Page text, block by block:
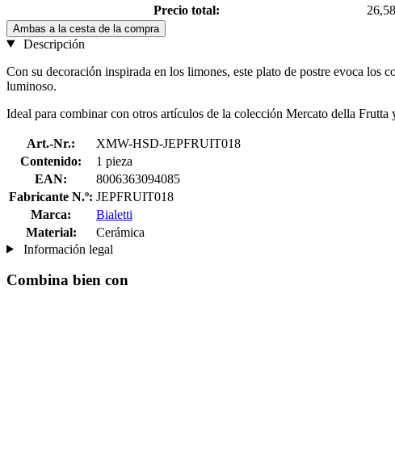
Precio total:
Ambas a la cesta de la compra
Descripción
Con su decoración inspirada en los limones, este plato de postre evoca los
luminoso.
Ideal para combinar con otros artículos de la colección Mercato della Frutta
Art.-Nr.:
XMW-HSD-JEPFRUIT018
Contenido:
1 pieza
EAN:
8006363094085
Fabricante N.º: JEPFRUIT018
Marca:
Bialetti
Material:
Cerámica
Información legal
Combina bien con